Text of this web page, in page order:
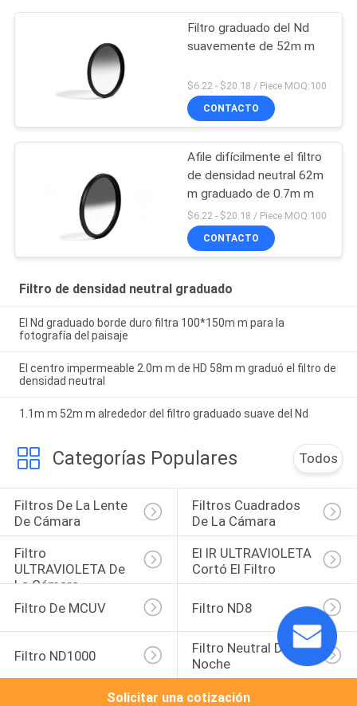
Filtro graduado del Nd
suavemente de 52m m
$6.22 - $20.18 / Piece MOQ:100
CONTACTO
Afile difícilmente el filtro
de densidad neutral 62m
m graduado de 0.7m m
$6.22 - $20.18 / Piece MOQ:100
CONTACTO
Filtro de densidad neutral graduado
El Nd graduado borde duro filtra 100*150m m para la
fotografía del paisaje
El centro impermeable 2.0m m de HD 58m m graduó el filtro de
densidad neutral
1.1m m 52m m alrededor del filtro graduado suave del Nd
Categorías Populares Todos
Filtros De La Lente
De Cámara
Filtros Cuadrados
De La Cámara
Filtro
ULTRAVIOLETA De
La Cámara
El IR ULTRAVIOLETA
Cortó El Filtro
Filtro De MCUV Filtro ND8
Filtro ND1000
Filtro Neutral De La
Noche
Solicitar una cotización